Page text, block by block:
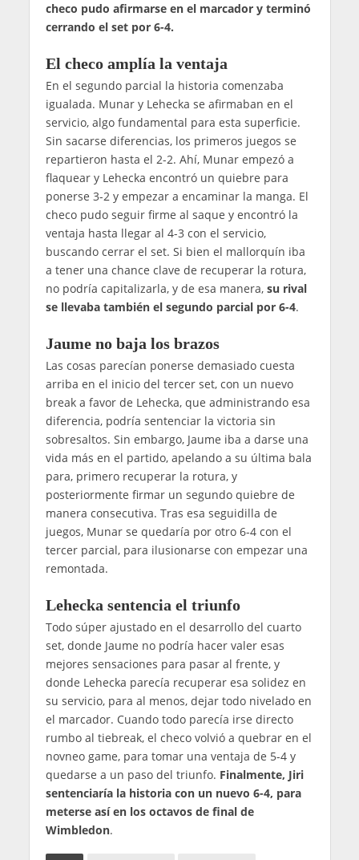
checo pudo afirmarse en el marcador y terminó
cerrando el set por 6-4.
El checo amplía la ventaja
En el segundo parcial la historia comenzaba
igualada. Munar y Lehecka se afirmaban en el
servicio, algo fundamental para esta superficie.
Sin sacarse diferencias, los primeros juegos se
repartieron hasta el 2-2. Ahí, Munar empezó a
flaquear y Lehecka encontró un quiebre para
ponerse 3-2 y empezar a encaminar la manga. El
checo pudo seguir firme al saque y encontró la
ventaja hasta llegar al 4-3 con el servicio,
buscando cerrar el set. Si bien el mallorquín iba
a tener una chance clave de recuperar la rotura,
no podría capitalizarla, y de esa manera, su rival
se llevaba también el segundo parcial por 6-4.
Jaume no baja los brazos
Las cosas parecían ponerse demasiado cuesta
arriba en el inicio del tercer set, con un nuevo
break a favor de Lehecka, que administrando esa
diferencia, podría sentenciar la victoria sin
sobresaltos. Sin embargo, Jaume iba a darse una
vida más en el partido, apelando a su última bala
para, primero recuperar la rotura, y
posteriormente firmar un segundo quiebre de
manera consecutiva. Tras esa seguidilla de
juegos, Munar se quedaría por otro 6-4 con el
tercer parcial, para ilusionarse con empezar una
remontada.
Lehecka sentencia el triunfo
Todo súper ajustado en el desarrollo del cuarto
set, donde Jaume no podría hacer valer esas
mejores sensaciones para pasar al frente, y
donde Lehecka parecía recuperar esa solidez en
su servicio, para al menos, dejar todo nivelado en
el marcador. Cuando todo parecía irse directo
rumbo al tiebreak, el checo volvió a quebrar en el
novneo game, para tomar una ventaja de 5-4 y
quedarse a un paso del triunfo. Finalmente, Jiri
sentenciaría la historia con un nuevo 6-4, para
meterse así en los octavos de final de
Wimbledon.